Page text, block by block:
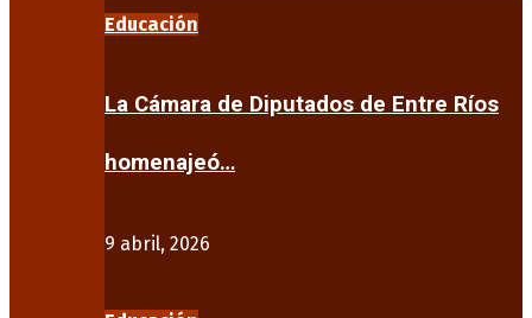
Educación
La Cámara de Diputados de Entre Ríos
homenajeó…
9 abril, 2026